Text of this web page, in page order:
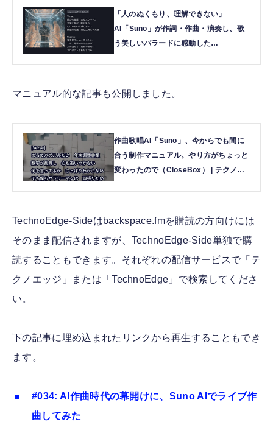
「人のぬくもり、理解できない」
AI「Suno」が作詞・作曲・演奏し、歌
う美しいバラードに感動した
マニュアル的な記事も公開しました。
作曲歌唱AI「Suno」、今からでも間に
合う制作マニュアル。やり方がちょっと
変わったので（CloseBox） | テクノエ
TechnoEdge-Sideはbackspace.fmを購読の方向けには
そのまま配信されますが、TechnoEdge-Side単独で購
読することもできます。それぞれの配信サービスで「テ
クノエッジ」または「TechnoEdge」で検索してくださ
い。
下の記事に埋め込まれたリンクから再生することもでき
ます。
#034: AI作曲時代の幕開けに、Suno AIでライブ作
曲してみた